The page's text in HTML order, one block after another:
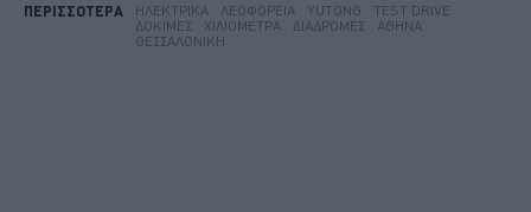
ΠΕΡΙΣΣΟΤΕΡΑ ΗΛΕΚΤΡΙΚΆ ΛΕΩΦΟΡΕΊΑ YUTONG
TEST DRIVE
ΔΟΚΙΜΈΣ
ΧΙΛΙΌΜΕΤΡΑ ΔΙΑΔΡΟΜΈΣ
ΑΘΉΝΑ
ΘΕΣΣΑΛΟΝΊΚΗ